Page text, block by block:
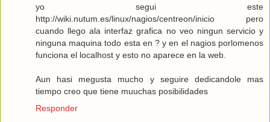
yo segui este
http://wiki.nutum.es/linux/nagios/centreon/inicio pero
cuando llego ala interfaz grafica no veo ningun servicio y
ninguna maquina todo esta en ? y en el nagios porlomenos
funciona el localhost y esto no aparece en la web.
Aun hasi megusta mucho y seguire dedicandole mas
tiempo creo que tiene muuchas posibilidades
Responder